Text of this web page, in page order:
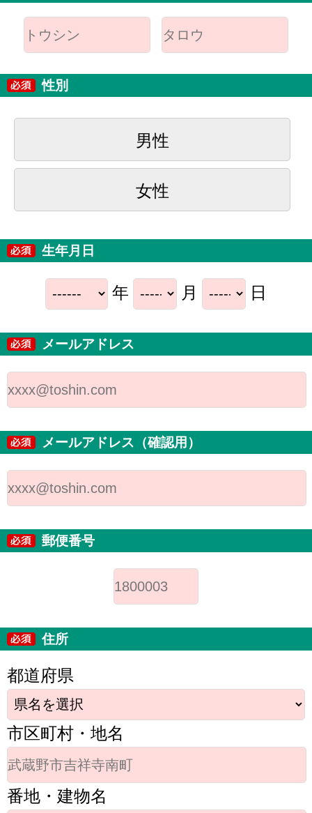
性別
男性
女性
生年月日
年 月 日
メールアドレス
メールアドレス（確認用）
郵便番号
住所
都道府県
市区町村・地名
番地・建物名